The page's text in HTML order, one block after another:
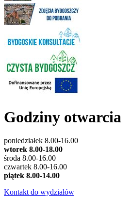
Godziny otwarcia
poniedziałek 8.00-16.00
wtorek 8.00-18.00
środa 8.00-16.00
czwartek 8.00-16.00
piątek 8.00-14.00
Kontakt do wydziałów